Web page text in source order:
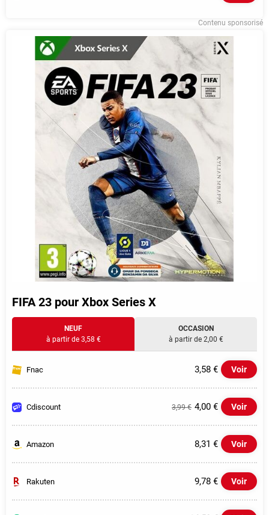
Contenu sponsorisé
FIFA 23 pour Xbox Series X
NEUF
à partir de 3,58 €
OCCASION
à partir de 2,00 €
Fnac 3,58 € Voir
Cdiscount 3,99 € 4,00 € Voir
Amazon 8,31 € Voir
Rakuten 9,78 € Voir